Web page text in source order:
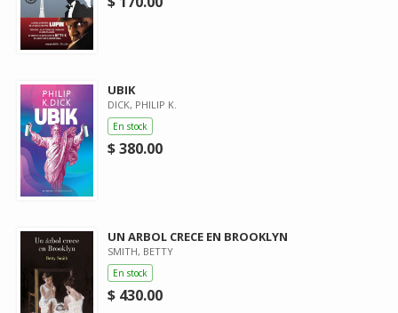
UBIK
DICK, PHILIP K.
En stock
$ 380.00
UN ARBOL CRECE EN BROOKLYN
SMITH, BETTY
En stock
$ 430.00